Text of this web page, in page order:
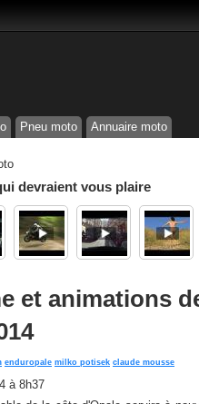
Pneu moto Annuaire moto
devraient vous plaire
et animations
enduropale milko potisek claude mousse
à 8h37